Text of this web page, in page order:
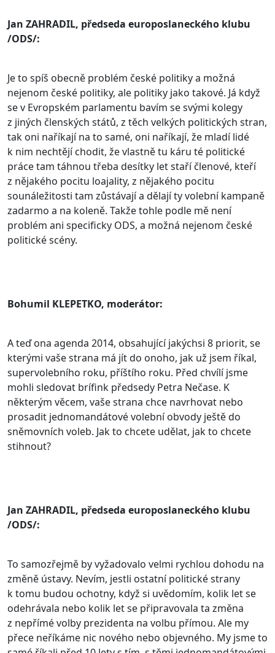
Jan ZAHRADIL, předseda europoslaneckého klubu
/ODS/:
Je to spíš obecně problém české politiky a možná
nejenom české politiky, ale politiky jako takové. Já když
se v Evropském parlamentu bavím se svými kolegy
z jiných členských států, z těch velkých politických stran,
tak oni naříkají na to samé, oni naříkají, že mladí lidé
k nim nechtějí chodit, že vlastně tu káru té politické
práce tam táhnou třeba desítky let staří členové, kteří
z nějakého pocitu loajality, z nějakého pocitu
sounáležitosti tam zůstávají a dělají ty volební kampaně
zadarmo a na koleně. Takže tohle podle mě není
problém ani specificky ODS, a možná nejenom české
politické scény.
Bohumil KLEPETKO, moderátor:
A teď ona agenda 2014, obsahující jakýchsi 8 priorit, se
kterými vaše strana má jít do onoho, jak už jsem říkal,
supervolebního roku, příštího roku. Před chvílí jsme
mohli sledovat brífink předsedy Petra Nečase. K
některým věcem, vaše strana chce navrhovat nebo
prosadit jednomandátové volební obvody ještě do
sněmovních voleb. Jak to chcete udělat, jak to chcete
stihnout?
Jan ZAHRADIL, předseda europoslaneckého klubu
/ODS/:
To samozřejmě by vyžadovalo velmi rychlou dohodu na
změně ústavy. Nevím, jestli ostatní politické strany
k tomu budou ochotny, když si uvědomím, kolik let se
odehrávala nebo kolik let se připravovala ta změna
z nepřímé volby prezidenta na volbu přímou. Ale my
přece neříkáme nic nového nebo objevného. My jsme to